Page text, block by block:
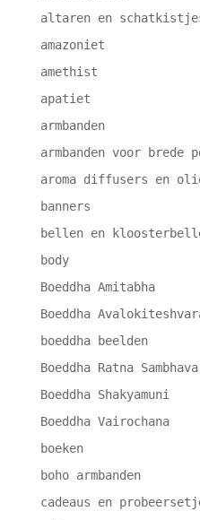
altaren en
amazoniet
amethist
apatiet
armbanden
armbanden voor brede
aroma diffusers en
banners
bellen en
body
Boeddha Amitabha
Boeddha
boeddha beelden
Boeddha Ratna Sambhava
Boeddha Shakyamuni
Boeddha Vairochana
boeken
boho armbanden
cadeaus en